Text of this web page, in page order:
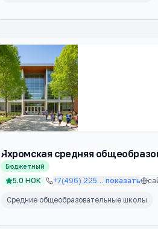
Яхромская средняя
Бюджетный
5.0 НОК +7(496) 225… показать
Средние общеобразовательные школы